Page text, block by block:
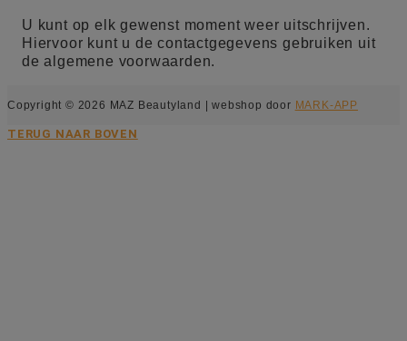
U kunt op elk gewenst moment weer uitschrijven.
Hiervoor kunt u de contactgegevens gebruiken uit
de algemene voorwaarden.
Copyright © 2026 MAZ Beautyland | webshop door MARK-APP
TERUG NAAR BOVEN